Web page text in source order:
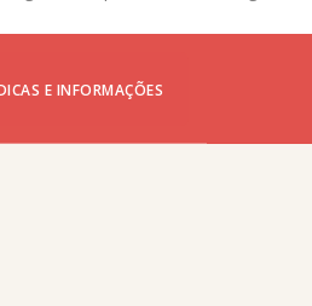
E INFORMAÇÕES